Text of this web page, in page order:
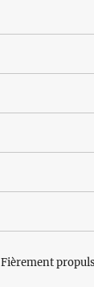
Fièrement